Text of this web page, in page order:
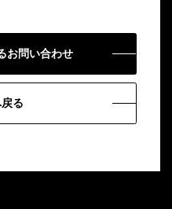
お問い合わせ
る